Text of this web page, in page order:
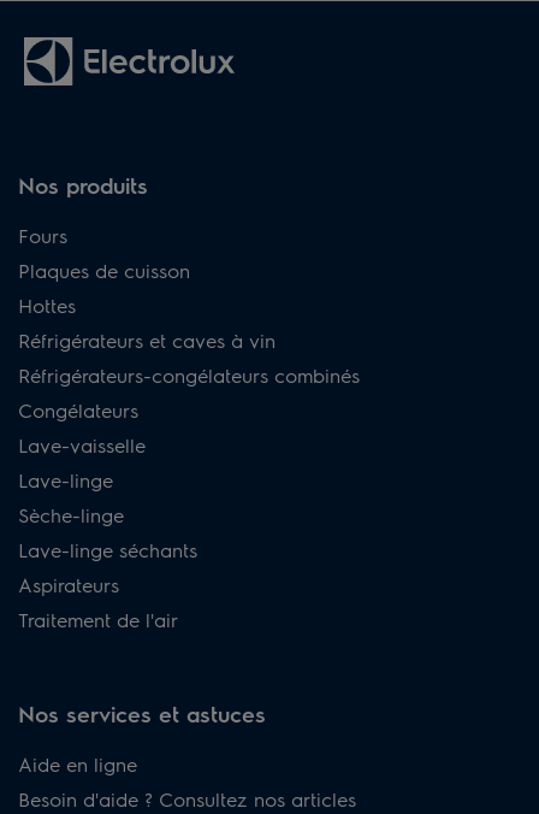
Nos produits
Fours
Plaques de cuisson
Hottes
Réfrigérateurs et caves à vin
Réfrigérateurs-congélateurs combinés
Congélateurs
Lave-vaisselle
Lave-linge
Sèche-linge
Lave-linge séchants
Aspirateurs
Traitement de l'air
Nos services et astuces
Aide en ligne
Besoin d'aide ? Consultez nos articles